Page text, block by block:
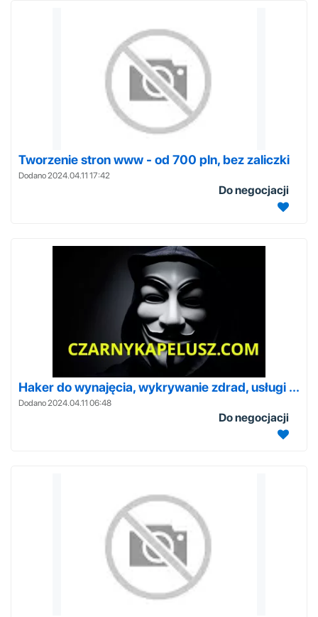
Tworzenie stron www - od 700 pln, bez zaliczki
Dodano 2024.04.11 17:42
Do negocjacji
Haker do wynajęcia, wykrywanie zdrad, usługi ...
Dodano 2024.04.11 06:48
Do negocjacji